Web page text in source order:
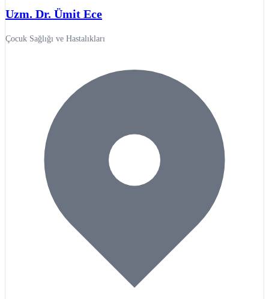
Uzm. Dr. Ümit Ece
Çocuk Sağlığı ve Hastalıkları